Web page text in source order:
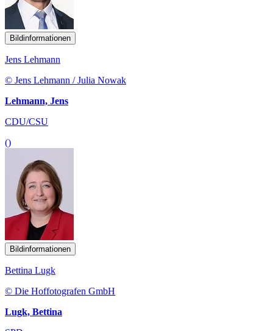
Bildinformationen
Jens Lehmann
© Jens Lehmann / Julia Nowak
Lehmann, Jens
CDU/CSU
()
Bildinformationen
Bettina Lugk
© Die Hoffotografen GmbH
Lugk, Bettina